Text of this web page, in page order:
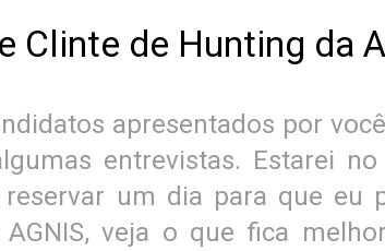
Clinte de Hunting da
apresentados por
entrevistas. Estarei
um dia para que eu
veja o que fica